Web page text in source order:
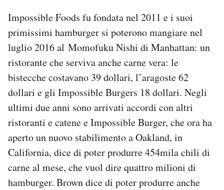
Impossible Foods fu fondata nel 2011 e i suoi
primissimi hamburger si poterono mangiare nel
luglio 2016 al Momofuku Nishi di Manhattan: un
ristorante che serviva anche carne vera: le
bistecche costavano 39 dollari, l’aragoste 62
dollari e gli Impossible Burgers 18 dollari. Negli
ultimi due anni sono arrivati accordi con altri
ristoranti e catene e Impossible Burger, che ora ha
aperto un nuovo stabilimento a Oakland, in
California, dice di poter produrre 454mila chili di
carne al mese, che vuol dire quattro milioni di
hamburger. Brown dice di poter produrre anche